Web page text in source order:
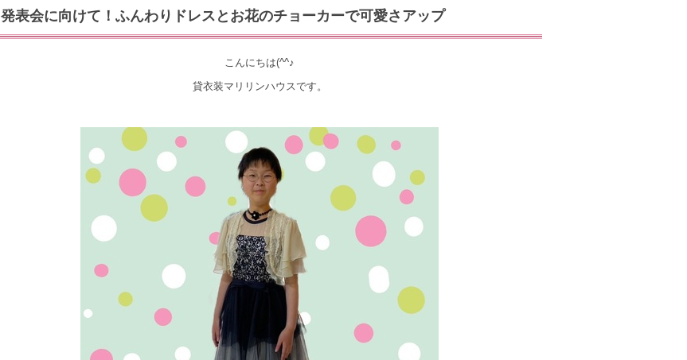
発表会に向けて！ふんわりドレスとお花のチョーカーで可愛さアップ
こんにちは(^^♪
貸衣装マリリンハウスです。